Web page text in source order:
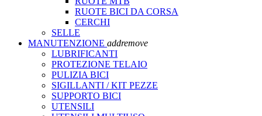
RUOTE BICI DA CORSA
CERCHI
SELLE
MANUTENZIONE addremove
LUBRIFICANTI
PROTEZIONE TELAIO
PULIZIA BICI
SIGILLANTI / KIT PEZZE
SUPPORTO BICI
UTENSILI